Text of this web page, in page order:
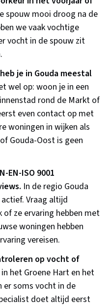
spouw mooi droog na de
we vaak vochtige
vocht in de spouw zit
je in Gouda meestal
wel op: woon je in een
rond de Markt of
even contact op met
woningen in wijken als
Gouda-Oost is geen
EN-ISO 9001
In de regio Gouda
Vraag altijd
of ze ervaring hebben met
woningen hebben
vereisen.
op vocht of
het Groene Hart en het
er soms vocht in de
doet altijd eerst